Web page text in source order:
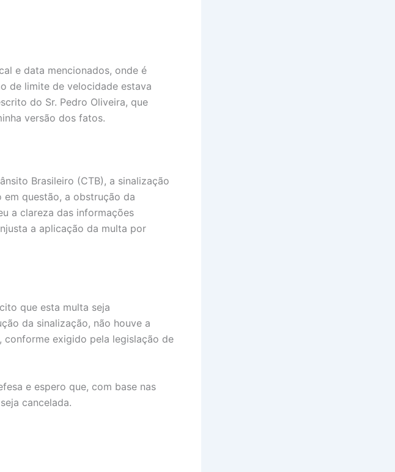
e data mencionados, onde é
de limite de velocidade estava
do Sr. Pedro Oliveira, que
versão dos fatos.
Brasileiro (CTB), a sinalização
questão, a obstrução da
a clareza das informações
a aplicação da multa por
que esta multa seja
da sinalização, não houve a
exigido pela legislação de
e espero que, com base nas
cancelada.